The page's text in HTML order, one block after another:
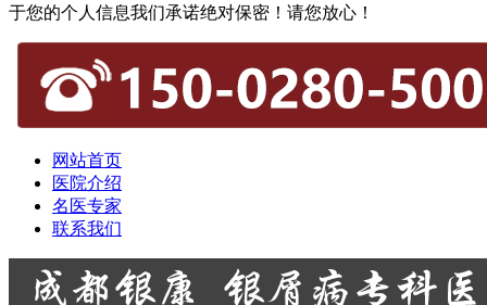
于您的个人信息我们承诺绝对保密！请您放心！
网站首页
医院介绍
名医专家
联系我们